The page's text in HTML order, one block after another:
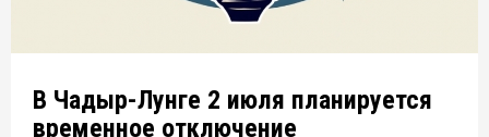
В Чадыр-Лунге 2 июля планируется
временное отключение